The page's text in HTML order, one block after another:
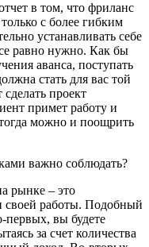
в том, что фриланс
с более гибким
устанавливать себе
равно нужно. Как бы
аванса, поступать
стать для вас той
проект
примет работу и
можно и поощрить
важно соблюдать?
рынке – это
своей работы. Подобный
первых, вы будете
за счет количества